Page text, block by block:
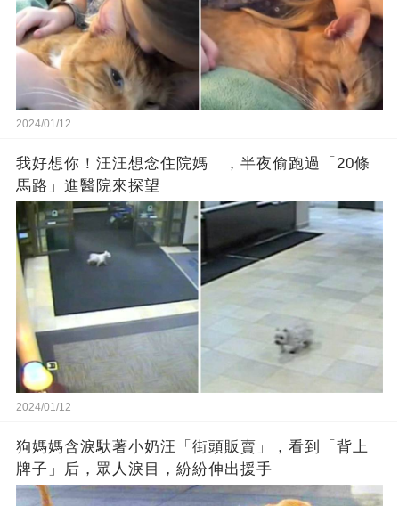
2024/01/12
我好想你！汪汪想念住院媽 ，半夜偷跑過「20條
馬路」進醫院來探望
2024/01/12
狗媽媽含淚馱著小奶汪「街頭販賣」，看到「背上
牌子」后，眾人淚目，紛紛伸出援手